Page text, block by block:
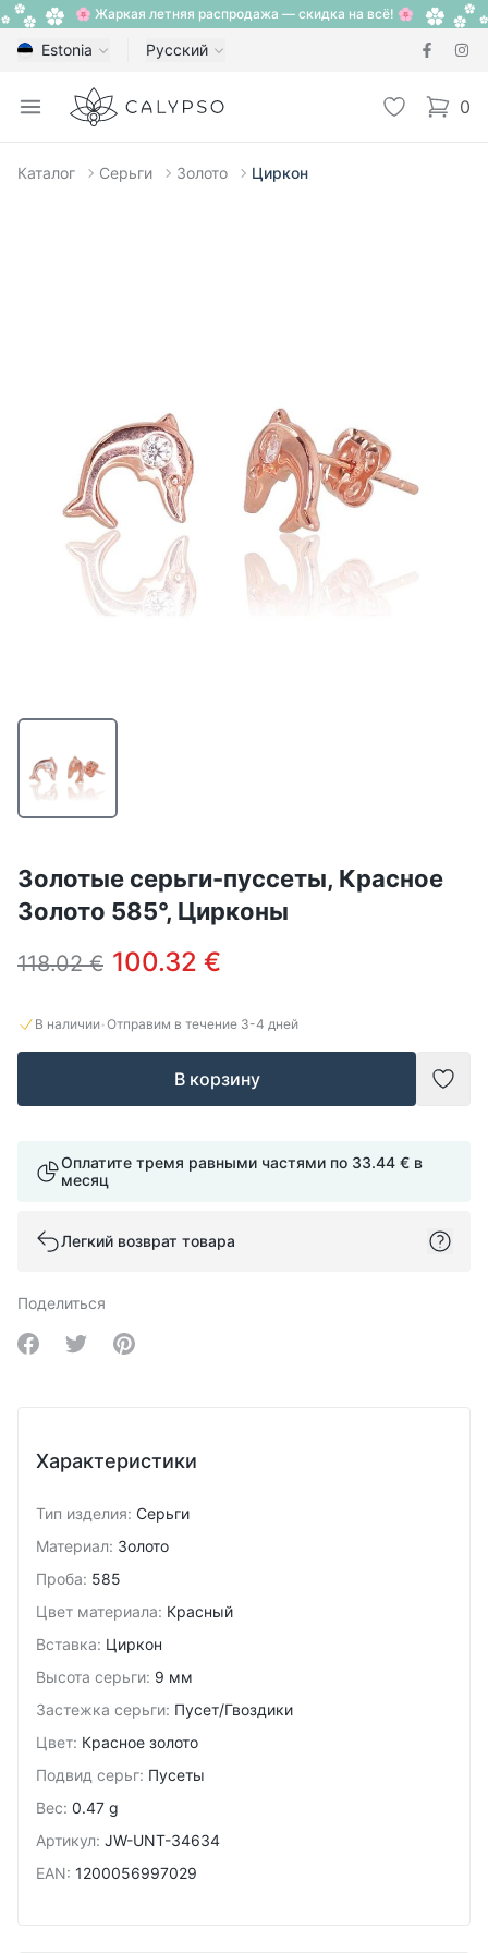
🌸 Жаркая летняя распродажа — скидка на всё! 🌸
Estonia Русский
Open menu
Calypso Избранное
0
items
Каталог Серьги Золото Циркон
Золотые серьги-пуссеты, Красное
Золото 585°, Цирконы
118.02 € 100.32 €
В наличии·Отправим в течение 3-4 дней
В корзину
Оплатите тремя равными частями по 33.44 € в
месяц
Легкий возврат товара
Поделиться
Share on Facebook
Share on Twitter
Share on Pinterest
Характеристики
Тип изделия: Серьги
Материал: Золото
Проба: 585
Цвет материала: Красный
Вставка: Циркон
Высота серьги: 9 мм
Застежка серьги: Пусет/Гвоздики
Цвет: Красное золото
Подвид cерьг: Пусеты
Вес: 0.47 g
Артикул: JW-UNT-34634
EAN: 1200056997029